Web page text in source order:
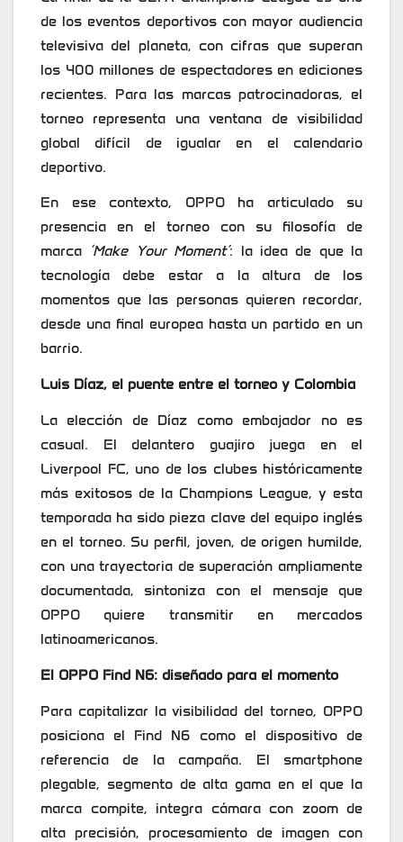
de los eventos deportivos con mayor audiencia
televisiva del planeta, con cifras que superan
los 400 millones de espectadores en ediciones
recientes. Para las marcas patrocinadoras, el
torneo representa una ventana de visibilidad
global difícil de igualar en el calendario
deportivo.
En ese contexto, OPPO ha articulado su
presencia en el torneo con su filosofía de
marca ‘Make Your Moment’: la idea de que la
tecnología debe estar a la altura de los
momentos que las personas quieren recordar,
desde una final europea hasta un partido en un
barrio.
Luis Díaz, el puente entre el torneo y Colombia
La elección de Díaz como embajador no es
casual. El delantero guajiro juega en el
Liverpool FC, uno de los clubes históricamente
más exitosos de la Champions League, y esta
temporada ha sido pieza clave del equipo inglés
en el torneo. Su perfil, joven, de origen humilde,
con una trayectoria de superación ampliamente
documentada, sintoniza con el mensaje que
OPPO quiere transmitir en mercados
latinoamericanos.
El OPPO Find N6: diseñado para el momento
Para capitalizar la visibilidad del torneo, OPPO
posiciona el Find N6 como el dispositivo de
referencia de la campaña. El smartphone
plegable, segmento de alta gama en el que la
marca compite, integra cámara con zoom de
alta precisión, procesamiento de imagen con